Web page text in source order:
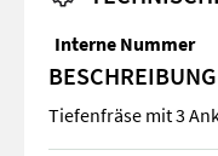
Interne Nummer
BESCHREIBUNG
Tiefenfräse mit 3
Tiefenfräse mit 3